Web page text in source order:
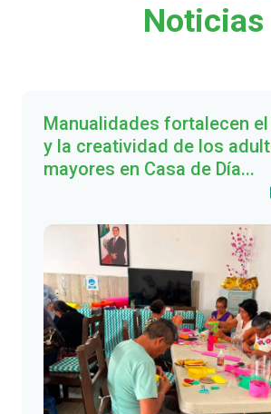
Noticias
Manualidades fortalecen
y la creatividad de los
mayores en Casa de Día...